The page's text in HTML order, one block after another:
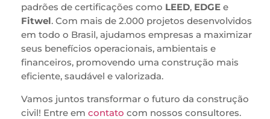
padrões de certificações como LEED, EDGE e
Fitwel. Com mais de 2.000 projetos desenvolvidos
em todo o Brasil, ajudamos empresas a maximizar
seus benefícios operacionais, ambientais e
financeiros, promovendo uma construção mais
eficiente, saudável e valorizada.
Vamos juntos transformar o futuro da construção
civil! Entre em contato com nossos consultores.